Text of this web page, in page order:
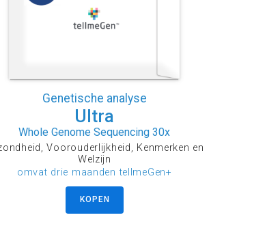
Genetische analyse
Ultra
Whole Genome Sequencing 30x
Voorouderlijkheid, Kenmerken en
Welzijn
omvat drie maanden tellmeGen+
KOPEN